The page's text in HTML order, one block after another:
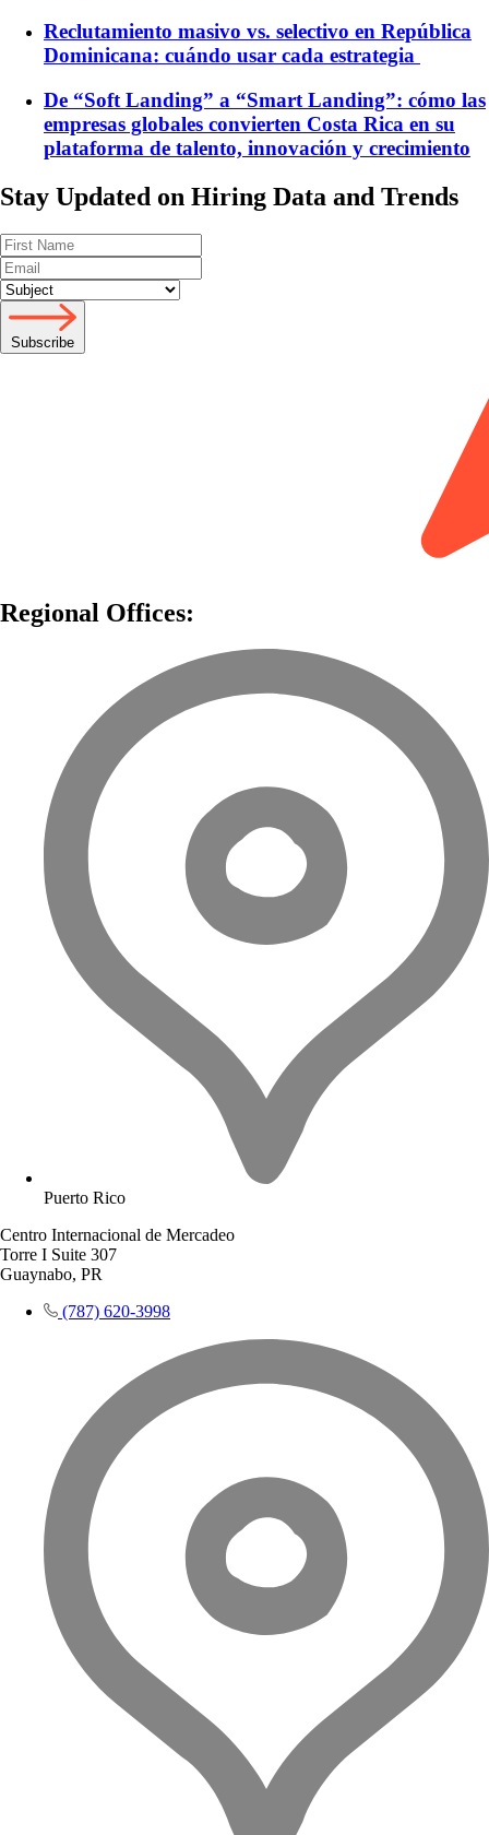
Reclutamiento masivo vs. selectivo en República
Dominicana: cuándo usar cada estrategia
De “Soft Landing” a “Smart Landing”: cómo las
empresas globales convierten Costa Rica en su
plataforma de talento, innovación y crecimiento
Stay Updated on Hiring Data and Trends
Subscribe
Regional Offices:
Puerto Rico
Centro Internacional de Mercadeo
Torre I Suite 307
Guaynabo, PR
(787) 620-3998